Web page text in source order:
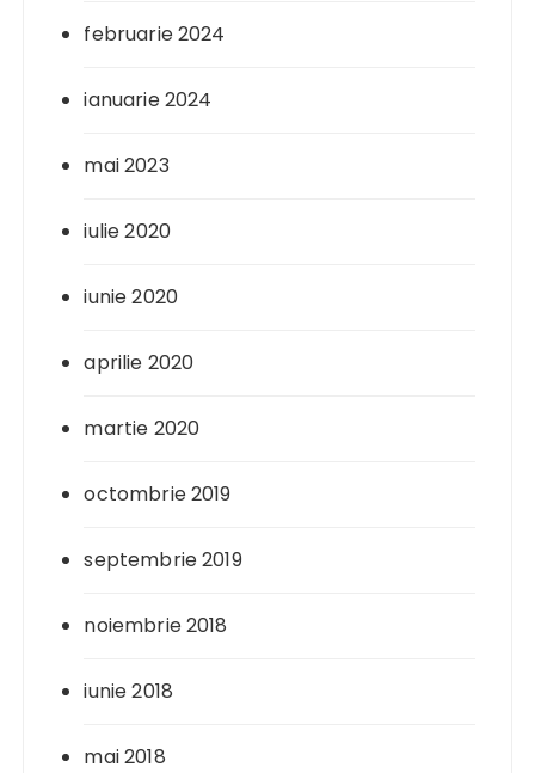
februarie 2024
ianuarie 2024
mai 2023
iulie 2020
iunie 2020
aprilie 2020
martie 2020
octombrie 2019
septembrie 2019
noiembrie 2018
iunie 2018
mai 2018